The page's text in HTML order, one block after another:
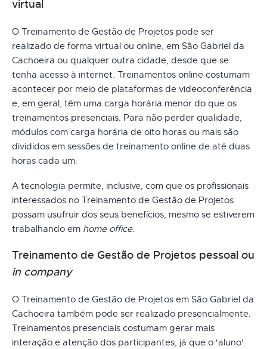
virtual
O Treinamento de Gestão de Projetos pode ser
realizado de forma virtual ou online, em São Gabriel da
Cachoeira ou qualquer outra cidade, desde que se
tenha acesso à internet. Treinamentos online costumam
acontecer por meio de plataformas de videoconferência
e, em geral, têm uma carga horária menor do que os
treinamentos presenciais. Para não perder qualidade,
módulos com carga horária de oito horas ou mais são
divididos em sessões de treinamento online de até duas
horas cada um.
A tecnologia permite, inclusive, com que os profissionais
interessados no Treinamento de Gestão de Projetos
possam usufruir dos seus benefícios, mesmo se estiverem
trabalhando em home office.
Treinamento de Gestão de Projetos pessoal ou
in company
O Treinamento de Gestão de Projetos em São Gabriel da
Cachoeira também pode ser realizado presencialmente.
Treinamentos presenciais costumam gerar mais
interação e atenção dos participantes, já que o 'aluno'